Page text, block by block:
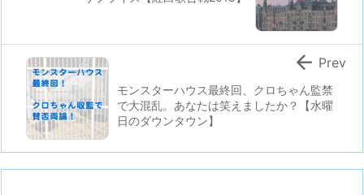
モンスターハウス最終回、クロちゃん監禁
で大混乱。あなたは笑えましたか？【水曜
日のダウンタウン】
 Prev